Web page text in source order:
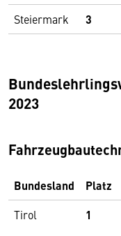
Steiermark
3
2023
Bundesland Platz
Tirol 1